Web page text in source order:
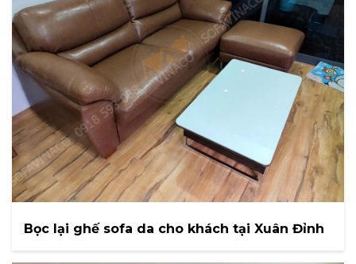
Bọc lại ghế sofa da cho khách tại Xuân Đỉnh